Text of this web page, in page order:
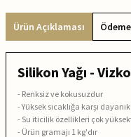
Ürün Açıklaması
Silikon Yağı -
- Renksiz ve kokusuzdur
- Yüksek sıcaklığa karşı
- Su iticilik özellikleri çok
- Ürün gramajı 1 kg'dır